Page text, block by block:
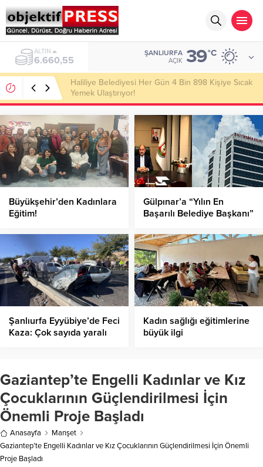
ALTIN
6.660,55
ŞANLIURFA
AÇIK 39°C
Haliliye Belediyesi Her Gün 4 Bin 898 Kişiye Sıcak
Yemek Ulaştırıyor!
Büyükşehir’den Kadınlara
Eğitim!
Gülpınar’a “Yılın En
Başarılı Belediye Başkanı”
Şanlıurfa Eyyübiye’de Feci
Kaza: Çok sayıda yaralı
Kadın sağlığı eğitimlerine
büyük ilgi
Gaziantep’te Engelli Kadınlar ve Kız
Çocuklarının Güçlendirilmesi İçin
Önemli Proje Başladı
Anasayfa
Manşet
Gaziantep’te Engelli Kadınlar ve Kız Çocuklarının Güçlendirilmesi İçin Önemli
Proje Başladı